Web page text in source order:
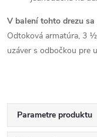
V balení tohto drezu sa
Odtoková armatúra, 3
uzáver s odbočkou pre
Parametre produktu